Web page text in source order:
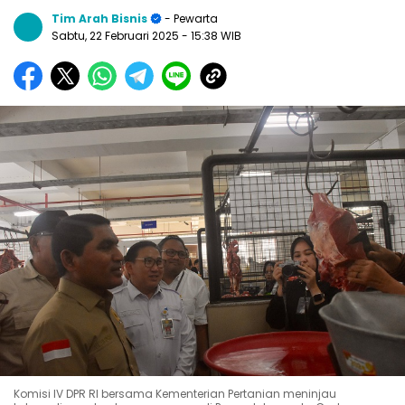
Tim Arah Bisnis
- Pewarta
Sabtu, 22 Februari 2025 - 15:38 WIB
Komisi IV DPR RI bersama Kementerian Pertanian meninjau